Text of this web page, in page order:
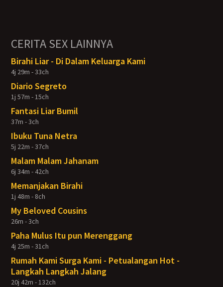
CERITA SEX LAINNYA
Birahi Liar - Di Dalam Keluarga Kami
4j 29m - 33ch
Diario Segreto
1j 57m - 15ch
Fantasi Liar Bumil
37m - 3ch
Ibuku Tuna Netra
5j 22m - 37ch
Malam Malam Jahanam
6j 34m - 42ch
Memanjakan Birahi
1j 48m - 8ch
My Beloved Cousins
26m - 3ch
Paha Mulus Itu pun Merenggang
4j 25m - 31ch
Rumah Kami Surga Kami - Petualangan Hot -
Langkah Langkah Jalang
20j 42m - 132ch